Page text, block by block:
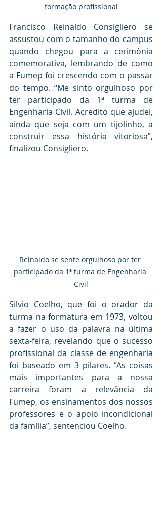
formação profissional
Francisco Reinaldo Consigliero se
assustou com o tamanho do campus
quando chegou para a cerimônia
comemorativa, lembrando de como
a Fumep foi crescendo com o passar
do tempo. “Me sinto orgulhoso por
ter participado da 1ª turma de
Engenharia Civil. Acredito que ajudei,
ainda que seja com um tijolinho, a
construir essa história vitoriosa”,
finalizou Consigliero.
Reinaldo se sente orgulhoso por ter
participado da 1ª turma de Engenharia
Civil
Silvio Coelho, que foi o orador da
turma na formatura em 1973, voltou
a fazer o uso da palavra na última
sexta-feira, revelando que o sucesso
profissional da classe de engenharia
foi baseado em 3 pilares. “As coisas
mais importantes para a nossa
carreira foram a relevância da
Fumep, os ensinamentos dos nossos
professores e o apoio incondicional
da família”, sentenciou Coelho.